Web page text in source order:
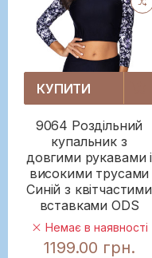
КУПИТИ
9064 Роздільний
купальник з
довгими рукавами і
високими трусами
Синій з квітчастими
вставками ODS
Немає в наявності
1199.00 грн.